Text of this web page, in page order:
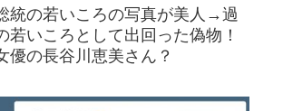
統の若いころの写真が美人→過
若いころとして出回った偽物！
優の長谷川恵美さん？